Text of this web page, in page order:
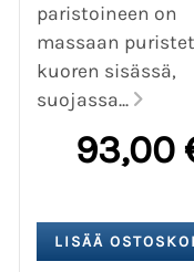
paristoineen on
massaan
kuoren sisässä,
suojassa...
93,00